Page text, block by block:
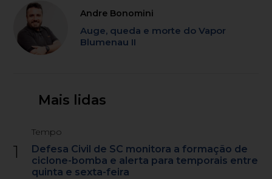
Andre Bonomini
Auge, queda e morte do Vapor
Blumenau II
Mais lidas
1
Tempo
Defesa Civil de SC monitora a formação de
ciclone-bomba e alerta para temporais entre
quinta e sexta-feira